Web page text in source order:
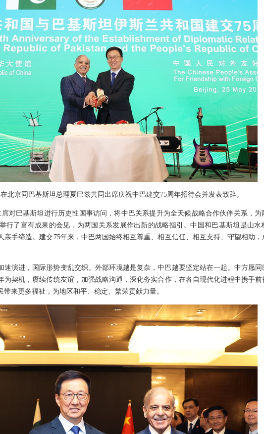
北京同巴基斯坦总理夏巴兹共同出席庆祝中巴建交75周年招待会并发表致辞。
对巴基斯坦进行历史性国事访问，将中巴关系提升为全天候战略合作伙伴关系，
行了富有成果的会见，为两国关系发展作出新的战略指引。中国和巴基斯坦是山水
亲手缔造。建交75年来，中巴两国始终相互尊重、相互信任、相互支持、守望相助
速演进，国际形势变乱交织。外部环境越是复杂，中巴越要坚定站在一起。中方愿
为契机，赓续传统友谊，加强战略沟通，深化务实合作，在各自现代化进程中携手
来更多福祉，为地区和平、稳定、繁荣贡献力量。